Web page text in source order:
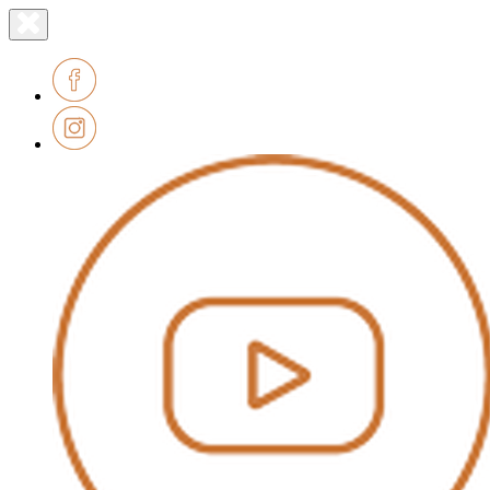
le
Lien
page
accueil